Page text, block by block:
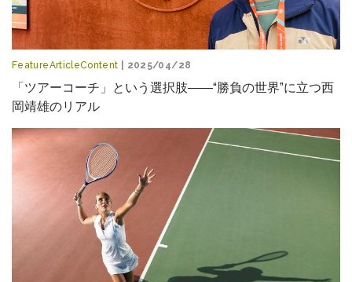
FeatureArticleContent | 2025/04/28
「ツアーコーチ」という選択肢――“勝負の世界”に立つ西
岡靖雄のリアル